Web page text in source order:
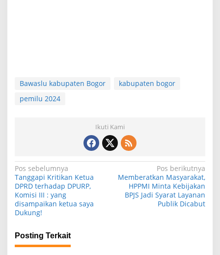
Bawaslu kabupaten Bogor
kabupaten bogor
pemilu 2024
Ikuti Kami
N
a
v
i
a
Pos sebelumnya
Tanggapi Kritikan Ketua
DPRD terhadap DPURP,
Komisi III : yang
disampaikan ketua saya
Dukung!
Pos berikutnya
Memberatkan Masyarakat,
HPPMI Minta Kebijakan
BPJS Jadi Syarat Layanan
Publik Dicabut
Posting Terkait